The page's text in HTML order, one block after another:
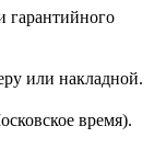
гарантийного
или накладной.
время).